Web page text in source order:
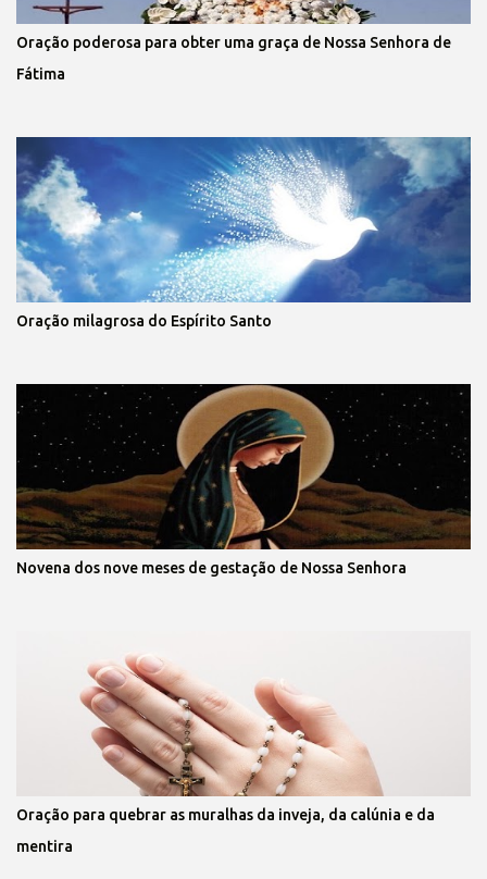
Oração poderosa para obter uma graça de Nossa Senhora de
Fátima
Oração milagrosa do Espírito Santo
Novena dos nove meses de gestação de Nossa Senhora
Oração para quebrar as muralhas da inveja, da calúnia e da
mentira